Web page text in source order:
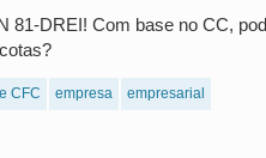
81-DREI! Com base no CC,
CFC empresa empresarial